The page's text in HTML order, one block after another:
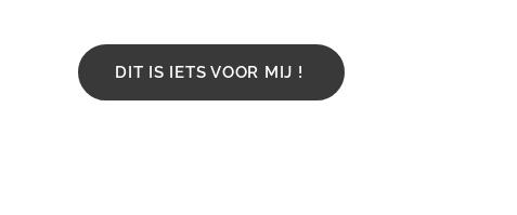
DIT IS IETS VOOR MIJ !